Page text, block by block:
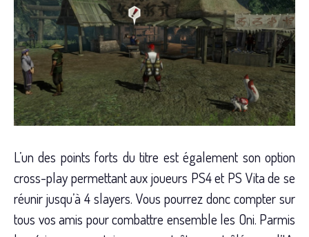
L’un des points forts du titre est également son option
cross-play permettant aux joueurs PS4 et PS Vita de se
réunir jusqu’à 4 slayers. Vous pourrez donc compter sur
tous vos amis pour combattre ensemble les Oni. Parmis